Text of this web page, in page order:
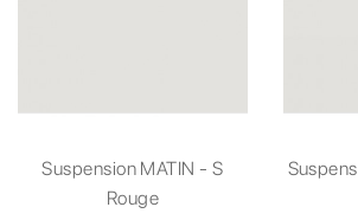
Suspension MATIN - S
Rouge